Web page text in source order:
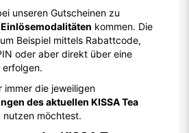
unseren Gutscheinen zu
kommen. Die
Beispiel mittels Rabattcode,
oder aber direkt über eine
erfolgen.
immer die jeweiligen
des aktuellen KISSA Tea
nutzen möchtest.